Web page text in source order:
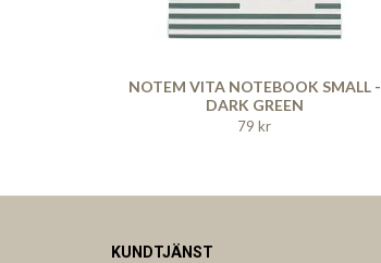
NOTEM VITA NOTEBOOK SMALL -
DARK GREEN
79 kr
KUNDTJÄNST